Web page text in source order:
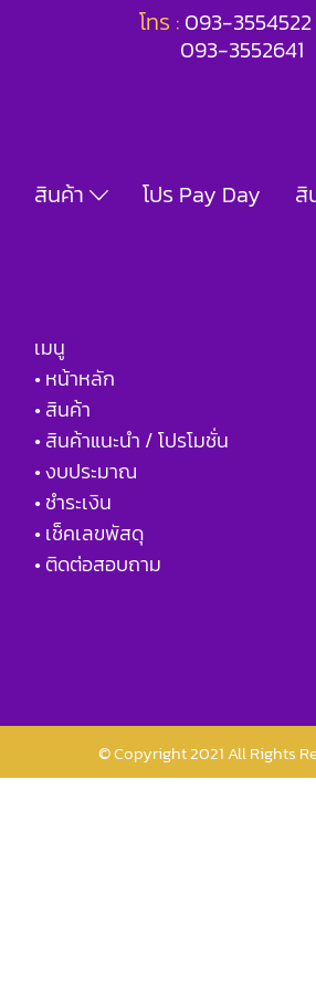
โทร : 093-
093-
สินค้า โปร Pay Day สิ
เมนู
• หน้าหลัก
• สินค้า
• สินค้าแนะนำ / โปรโมชั่น
• งบประมาณ
• ชำระเงิน
• เช็คเลขพัสดุ
• ติดต่อสอบถาม
© Copyright 2021 All Rights